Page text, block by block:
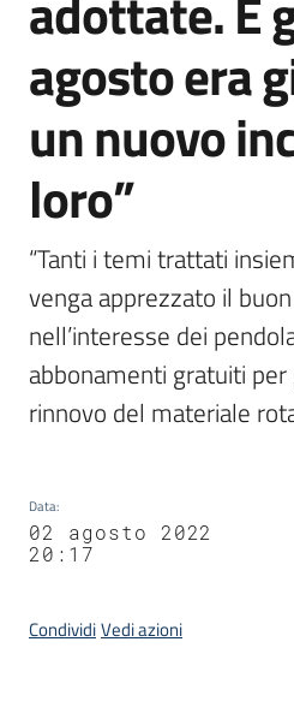
agosto era
un nuovo
loro”
“Tanti i temi trattati
venga apprezzato il
nell’interesse dei
abbonamenti gratuiti
rinnovo del materiale
Data:
02 agosto 2022
20:17
CondividiVedi azioni